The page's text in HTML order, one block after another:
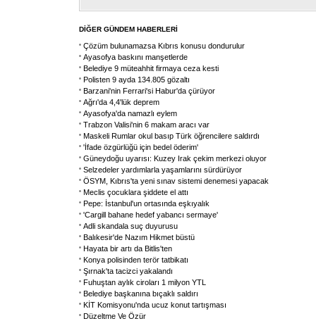
DİĞER GÜNDEM HABERLERİ
Çözüm bulunamazsa Kıbrıs konusu dondurulur
Ayasofya baskını manşetlerde
Belediye 9 müteahhit firmaya ceza kesti
Polisten 9 ayda 134.805 gözaltı
Barzani'nin Ferrari'si Habur'da çürüyor
Ağrı'da 4,4'lük deprem
Ayasofya'da namazlı eylem
Trabzon Valisi'nin 6 makam aracı var
Maskeli Rumlar okul basıp Türk öğrencilere saldırdı
'İfade özgürlüğü için bedel öderim'
Güneydoğu uyarısı: Kuzey Irak çekim merkezi oluyor
Selzedeler yardımlarla yaşamlarını sürdürüyor
ÖSYM, Kıbrıs'ta yeni sınav sistemi denemesi yapacak
Meclis çocuklara şiddete el attı
Pepe: İstanbul'un ortasında eşkıyalık
'Cargill bahane hedef yabancı sermaye'
Adli skandala suç duyurusu
Balıkesir'de Nazım Hikmet büstü
Hayata bir artı da Bitlis'ten
Konya polisinden terör tatbikatı
Şırnak'ta tacizci yakalandı
Fuhuştan aylık ciroları 1 milyon YTL
Belediye başkanına bıçaklı saldırı
KİT Komisyonu'nda ucuz konut tartışması
Düzeltme Ve Özür